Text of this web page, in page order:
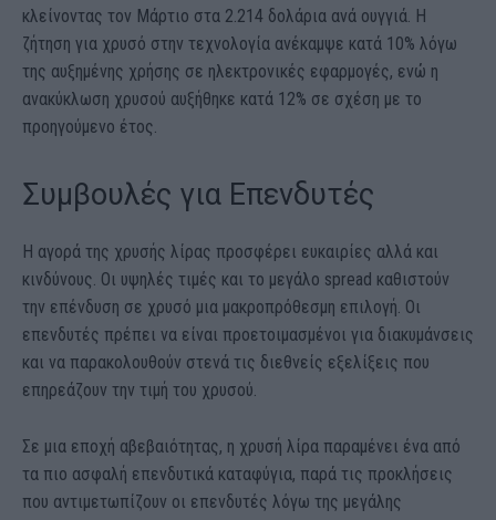
κλείνοντας τον Μάρτιο στα 2.214 δολάρια ανά ουγγιά. Η
ζήτηση για χρυσό στην τεχνολογία ανέκαμψε κατά 10% λόγω
της αυξημένης χρήσης σε ηλεκτρονικές εφαρμογές, ενώ η
ανακύκλωση χρυσού αυξήθηκε κατά 12% σε σχέση με το
προηγούμενο έτος.
Συμβουλές για Επενδυτές
Η αγορά της χρυσής λίρας προσφέρει ευκαιρίες αλλά και
κινδύνους. Οι υψηλές τιμές και το μεγάλο spread καθιστούν
την επένδυση σε χρυσό μια μακροπρόθεσμη επιλογή. Οι
επενδυτές πρέπει να είναι προετοιμασμένοι για διακυμάνσεις
και να παρακολουθούν στενά τις διεθνείς εξελίξεις που
επηρεάζουν την τιμή του χρυσού.
Σε μια εποχή αβεβαιότητας, η χρυσή λίρα παραμένει ένα από
τα πιο ασφαλή επενδυτικά καταφύγια, παρά τις προκλήσεις
που αντιμετωπίζουν οι επενδυτές λόγω της μεγάλης